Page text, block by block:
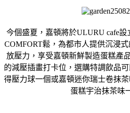
今個盛夏，嘉頓將於ULURU cafe
COMFORT鬆，為都市人提供沉浸
放壓力，享受嘉頓新鮮製造蛋糕產
的減壓插畫打卡位，選購特調飲品
得壓力球一個或嘉頓迷你瑞士卷抹
蛋糕宇治抹茶味